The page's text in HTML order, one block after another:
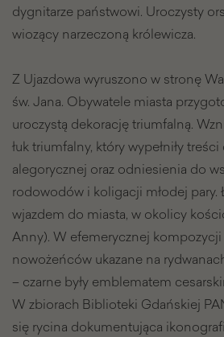
dygnitarze państwowi. Uroczysty
wiozący narzeczoną królewicza.
Z Ujazdowa wyruszono w stronę
św. Jana. Obywatele miasta
uroczystą dekorację triumfalną.
łuk triumfalny, który wypełniły
alegorycznej oraz odniesienia do
rodowodów i koligacji młodej pary.
wjazdem do miasta, w okolicy
Anny). W efemerycznej
nowożeńców ukazane na
– czarne były emblematem
W zbiorach Biblioteki Gdańskiej
się rycina dokumentująca